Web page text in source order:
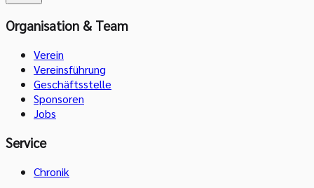
Organisation & Team
Verein
Vereinsführung
Geschäftsstelle
Sponsoren
Jobs
Service
Chronik